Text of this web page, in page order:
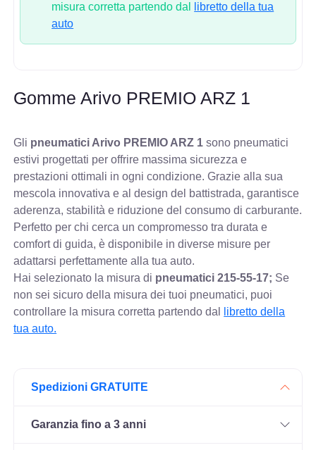
misura corretta partendo dal
libretto della tua
auto
Gomme Arivo PREMIO ARZ 1
Gli pneumatici Arivo PREMIO ARZ 1 sono pneumatici
estivi progettati per offrire massima sicurezza e
prestazioni ottimali in ogni condizione. Grazie alla sua
mescola innovativa e al design del battistrada, garantisce
aderenza, stabilità e riduzione del consumo di carburante.
Perfetto per chi cerca un compromesso tra durata e
comfort di guida, è disponibile in diverse misure per
adattarsi perfettamente alla tua auto.
Hai selezionato la misura di pneumatici215-55-17; Se
non sei sicuro della misura dei tuoi pneumatici, puoi
controllare la misura corretta partendo dal
libretto della
tua auto.
Spedizioni GRATUITE
Garanzia fino a 3 anni